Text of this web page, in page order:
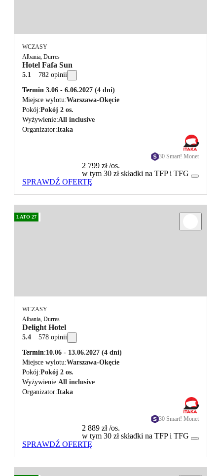
WCZASY
Albania, Durres
Hotel Fafa Sun
5.1 782 opinii
Termin 3.06 - 6.06.2027 (4 dni)
Miejsce wylotu Warszawa-Okęcie
Pokój Pokój 2 os.
Wyżywienie All inclusive
Organizator Itaka
30 Smart! Monet
2 799 zł/os.
w tym 30 zł składki na TFP i TFG
SPRAWDŹ OFERTĘ
LATO 27
WCZASY
Albania, Durres
Delight Hotel
5.4 578 opinii
Termin 10.06 - 13.06.2027 (4 dni)
Miejsce wylotu Warszawa-Okęcie
Pokój Pokój 2 os.
Wyżywienie All inclusive
Organizator Itaka
30 Smart! Monet
2 889 zł/os.
w tym 30 zł składki na TFP i TFG
SPRAWDŹ OFERTĘ